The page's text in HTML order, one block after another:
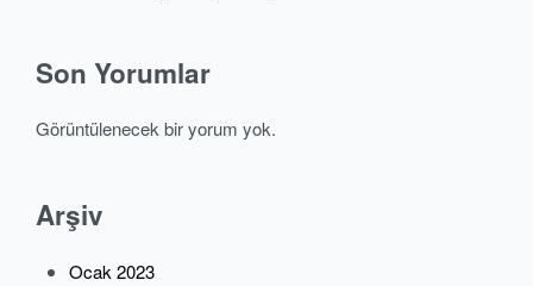
Son Yorumlar
Görüntülenecek bir yorum yok.
Arşiv
Ocak 2023